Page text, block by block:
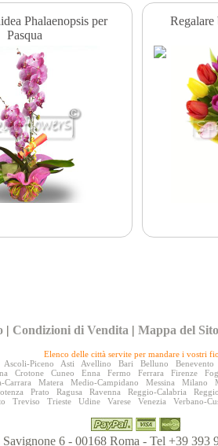
Phalaenopsis per
Pasqua
| Condizioni di Vendita |Mappa del Sito
Elenco delle città servite per mandare i vostri
Ascoli-Piceno Asti Avellino Bari Belluno Benevento
Crotone Cuneo Enna Fermo Ferrara Firenze
Carrara Matera Medio-Campidano Messina Milano
Prato Ragusa Ravenna Reggio-Calabria
Treviso Trieste Udine Varese Venezia Verbano-
6 - 00168 Roma - Tel +39 393